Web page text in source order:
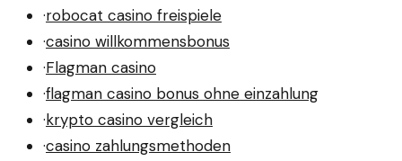
·robocat casino freispiele
·casino willkommensbonus
·Flagman casino
·flagman casino bonus ohne einzahlung
·krypto casino vergleich
·casino zahlungsmethoden